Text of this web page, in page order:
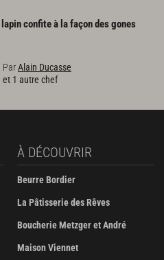
lapinconfiteà lafaçondesgones
ParAlain Ducasse
et 1 autre chef
À DÉCOUVRIR
Beurre Bordier
La Pâtisserie des Rêves
Boucherie Metzger et André
Maison Viennet